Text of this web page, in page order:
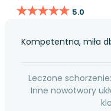
★★★★★
★★★★★ 5.0
Kompetentna, miła
Leczone
Inne nowotwory